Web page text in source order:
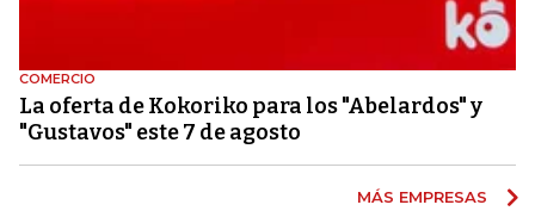
COMERCIO
La oferta de Kokoriko para los "Abelardos" y
"Gustavos" este 7 de agosto
MÁS EMPRESAS